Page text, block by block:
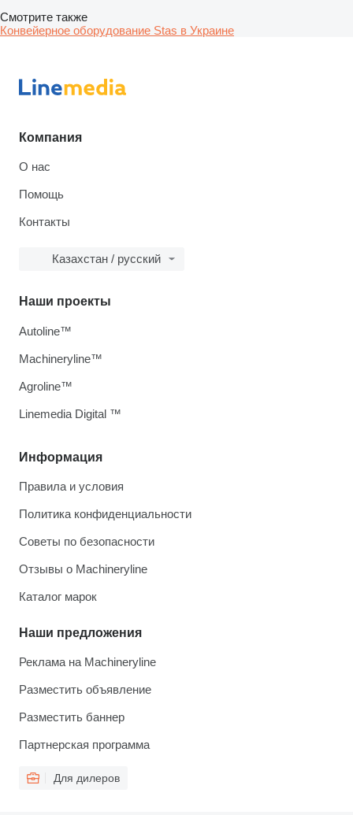
Смотрите также
Конвейерное оборудование Stas в Украине
Компания
О нас
Помощь
Контакты
Казахстан / русский
Информация
Правила и условия
Политика конфиденциальности
Советы по безопасности
Отзывы о Machineryline
Каталог марок
Наши предложения
Реклама на Machineryline
Разместить объявление
Разместить баннер
Партнерская программа
Для дилеров
Наши проекты
Autoline™
Machineryline™
Agroline™
Linemedia Digital ™